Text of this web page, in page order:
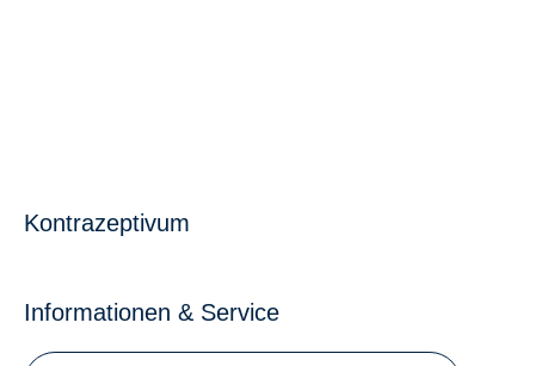
Kontrazeptivum
Informationen & Service